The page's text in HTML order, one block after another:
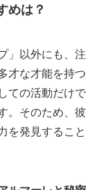
めは？
」以外にも、注
才な才能を持つ
ての活動だけで
。そのため、彼
を発見すること